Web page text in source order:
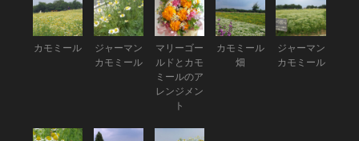
カモミール
ジャーマン
カモミール
マリーゴー
ルドとカモ
ミールのア
レンジメン
ト
カモミール
畑
ジャーマン
カモミール